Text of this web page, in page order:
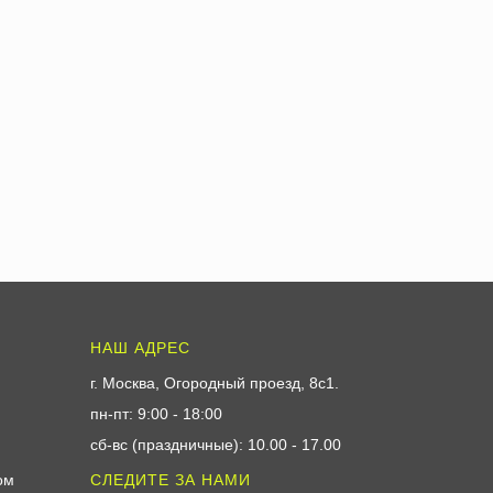
НАШ АДРЕС
г. Москва, Огородный проезд, 8с1
пн-пт: 9:00 - 18:00
сб-вс (праздничные): 10.00 - 17.00
СЛЕДИТЕ ЗА НАМИ